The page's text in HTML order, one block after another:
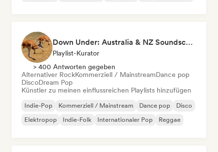
Down Under: Australia & NZ Soundscape
Playlist-Kurator
> 400 Antworten gegeben
Alternativer RockKommerziell / MainstreamDance pop
DiscoDream Pop
Künstler zu meinen einflussreichen Playlists hinzufügen
Indie-Pop Kommerziell / Mainstream Dance pop
Disco
Elektropop
Indie-Folk Internationaler Pop Reggae